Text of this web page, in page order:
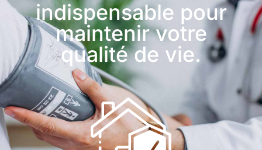
indispensable pour
maintenir votre
qualité de vie.